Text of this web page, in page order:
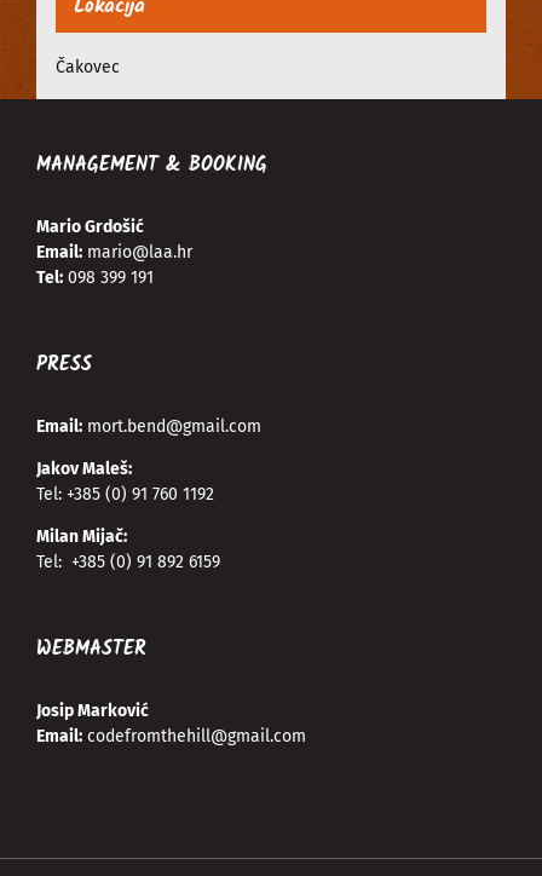
Lokacija
Čakovec
MANAGEMENT & BOOKING
Mario Grdošić
Email: mario@laa.hr
Tel: 098 399 191
PRESS
Email: mort.bend@gmail.com
Jakov Maleš:
Tel: +385 (0) 91 760 1192
Milan Mijač:
Tel: +385 (0) 91 892 6159
WEBMASTER
Josip Marković
Email: codefromthehill@gmail.com